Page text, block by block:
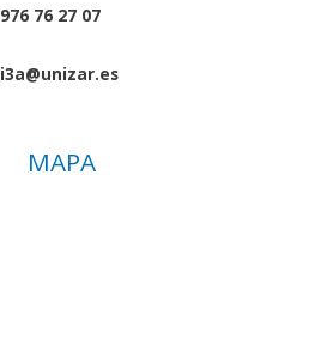
976 76 27 07
i3a@unizar.es
MAPA